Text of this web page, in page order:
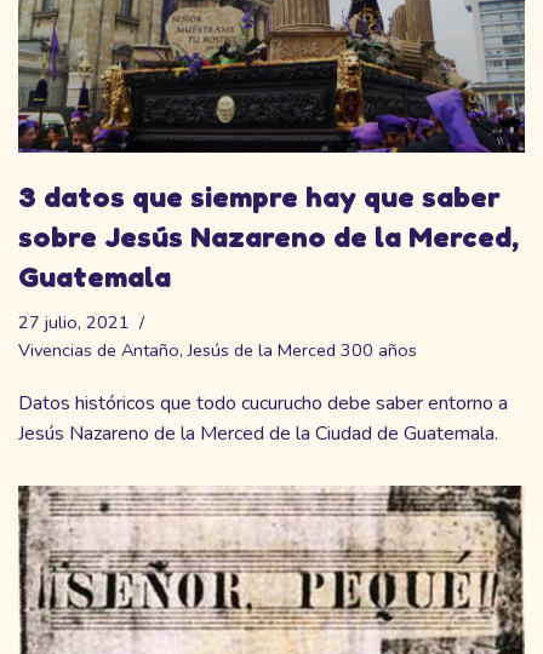
3 datos que siempre hay que saber
sobre Jesús Nazareno de la Merced,
Guatemala
27 julio, 2021
Vivencias de Antaño,Jesús de la Merced 300 años
Datos históricos que todo cucurucho debe saber entorno a
Jesús Nazareno de la Merced de la Ciudad de Guatemala.